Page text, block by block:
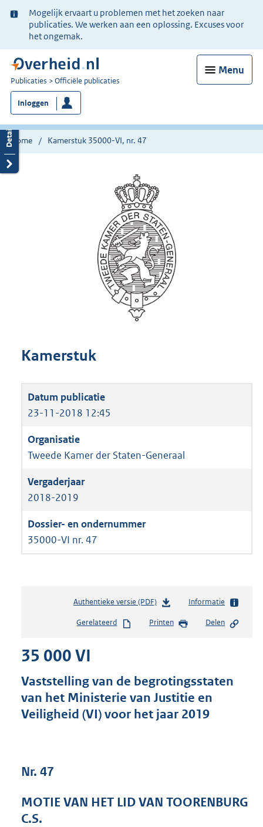
Ter
informatie:
Mogelijk ervaart u problemen met het zoeken naar
publicaties. We werken aan een oplossing. Excuses voor
het ongemak.
Menu
U
bent
nu
hier:
Publicaties Officiële publicaties
Inloggen
Home Kamerstuk 35000-VI, nr. 47
Kamerstuk
23-11-2018 12:45
Tweede Kamer der Staten-Generaal
2018-2019
35000-VI nr. 47
Authentieke versie (PDF)b
s
s
g
r
3
Informatie
Gerelateerd Printen Delen
35 000 VI
Vaststelling van de begrotingsstaten
van het Ministerie van Justitie en
Veiligheid (VI) voor het jaar 2019
Nr. 47
MOTIE VAN HET LID VAN TOORENBURG
C.S.